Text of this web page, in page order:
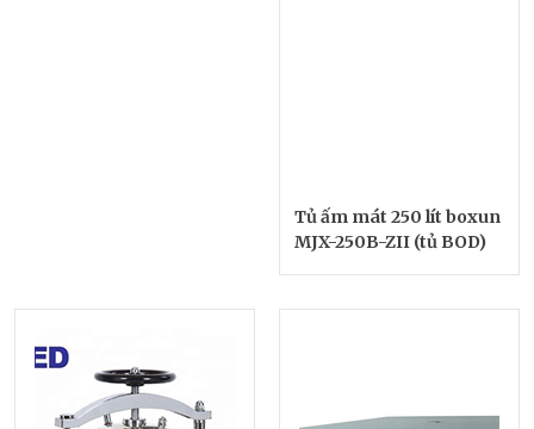
Tủ ấm mát 250 lít boxun
MJX-250B-ZII (tủ BOD)